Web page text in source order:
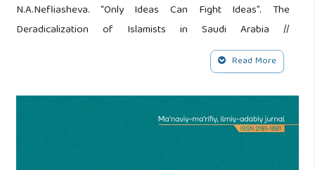
N.A.Nefliasheva. “Only Ideas Can Fight Ideas”. The
Deradicalization of Islamists in Saudi Arabia //
Read More